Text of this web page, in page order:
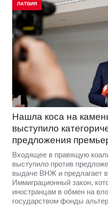
ЛАТВИЯ
Нашла коса на
выступило
предложения
Входящее в правящую
выступило против
выдаче ВНЖ и предлагает
Иммиграционный закон,
иностранцам в обмен на
государством фонды